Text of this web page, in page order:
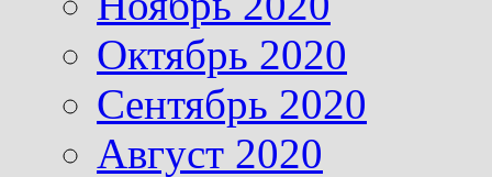
Октябрь 2020
Сентябрь 2020
Август 2020